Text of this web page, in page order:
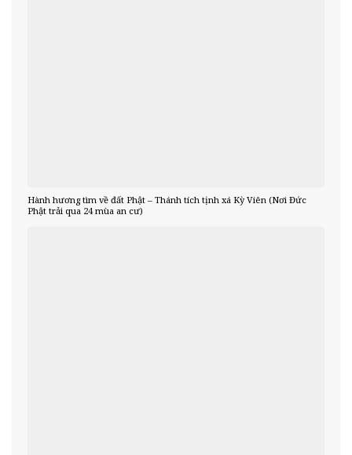
Hành hương tìm về đất Phật – Thánh tích tịnh xá Kỳ Viên (Nơi Đức
Phật trải qua 24 mùa an cư)